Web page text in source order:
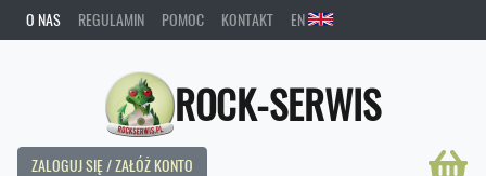
O NAS REGULAMIN POMOC KONTAKT EN
ROCK-SERWIS
ZALOGUJ SIĘ / ZAŁÓŻ KONTO